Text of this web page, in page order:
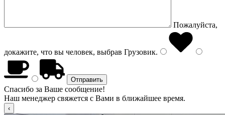
Пожалуйста,
докажите, что вы человек, выбрав Грузовик.
Спасибо за Ваше сообщение!
Наш менеджер свяжется с Вами в ближайшее время.